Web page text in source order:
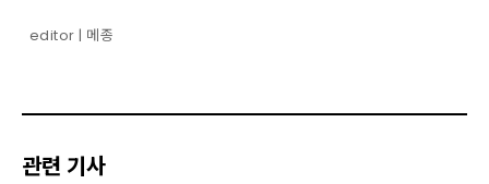
editor | 메종
관련 기사